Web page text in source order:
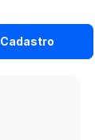
Cadastro